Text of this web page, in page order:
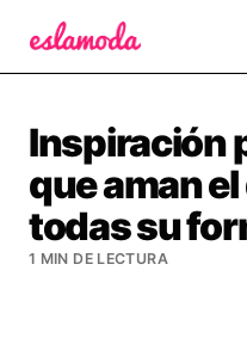
Inspiración
que aman
todas su
1 MIN DE LECTURA